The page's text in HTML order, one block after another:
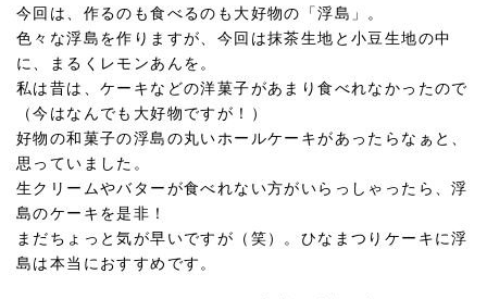
今回は、作るのも食べるのも大好物の「浮島」。
色々な浮島を作りますが、今回は抹茶生地と小豆生地の中
に、まるくレモンあんを。
私は昔は、ケーキなどの洋菓子があまり食べれなかったので
（今はなんでも大好物ですが！）
好物の和菓子の浮島の丸いホールケーキがあったらなぁと、
思っていました。
生クリームやバターが食べれない方がいらっしゃったら、浮
島のケーキを是非！
まだちょっと気が早いですが（笑）。ひなまつりケーキに浮
島は本当におすすめです。